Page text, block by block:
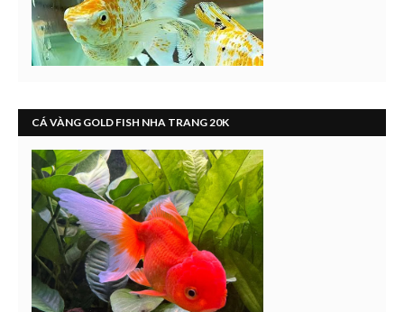
CÁ VÀNG GOLD FISH NHA TRANG 20K